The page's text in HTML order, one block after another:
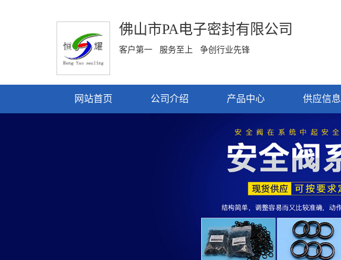
佛山市PA电子密封有限公司
客户第一 服务至上 争创行业先锋
网站首页 公司介绍 产品中心 供应信息